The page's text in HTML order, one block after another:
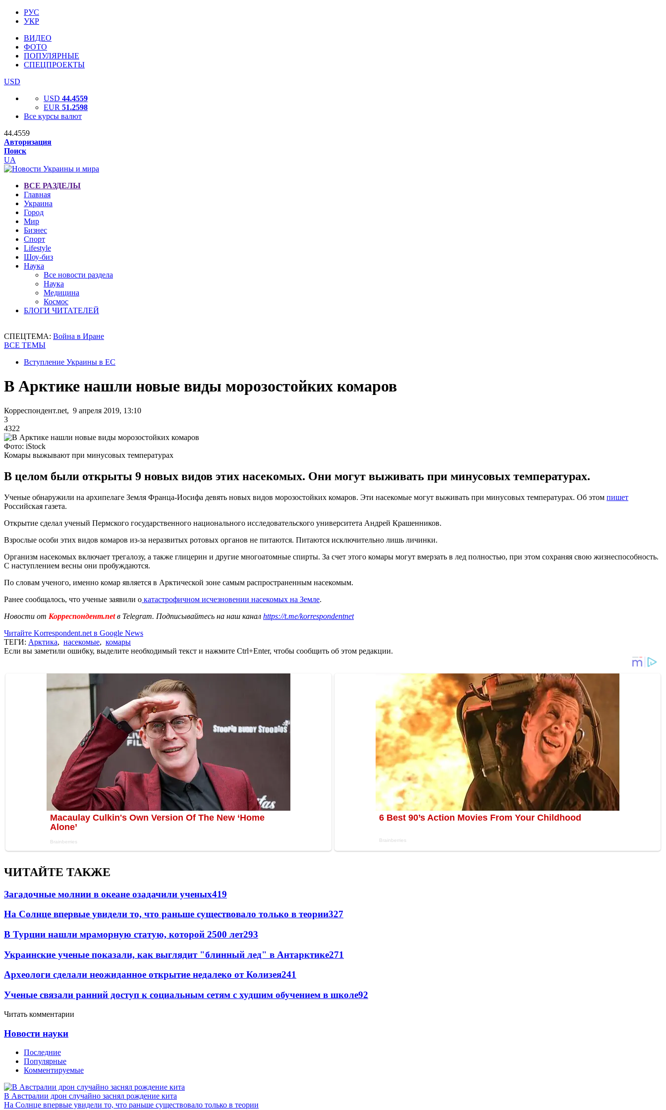
РУС
УКР
ВИДЕО
ФОТО
ПОПУЛЯРНЫЕ
СПЕЦПРОЕКТЫ
USD
USD 44.4559
EUR 51.2598
Все курсы валют
44.4559
Авторизация
Поиск
UA
ВСЕ РАЗДЕЛЫ
Главная
Украина
Город
Мир
Бизнес
Спорт
Lifestyle
Шоу-биз
Наука
Все новости раздела
Наука
Медицина
Космос
БЛОГИ ЧИТАТЕЛЕЙ
СПЕЦТЕМА: Война в Иране
ВСЕ ТЕМЫ
Вступление Украины в ЕС
В Арктике нашли новые виды морозостойких комаров
Корреспондент.net, 9 апреля 2019, 13:10
3
4322
Фото: iStock
Комары выжывают при минусовых температурах
В целом были открыты 9 новых видов этих насекомых. Они могут выживать при минусовых температурах.
Ученые обнаружили на архипелаге Земля Франца-Иосифа девять новых видов морозостойких комаров. Эти насекомые могут выживать при минусовых температурах. Об этом пишет
Российская газета.
Открытие сделал ученый Пермского государственного национального исследовательского университета Андрей Крашенников.
Взрослые особи этих видов комаров из-за неразвитых ротовых органов не питаются. Питаются исключительно лишь личинки.
Организм насекомых включает трегалозу, а также глицерин и другие многоатомные спирты. За счет этого комары могут вмерзать в лед полностью, при этом сохраняя свою жизнеспособность.
С наступлением весны они пробуждаются.
По словам ученого, именно комар является в Арктической зоне самым распространенным насекомым.
Ранее сообщалось, что ученые заявили о катастрофичном исчезновении насекомых на Земле.
Новости от Корреспондент.netв Telegram. Подписывайтесь на наш канал https://t.me/korrespondentnet
Читайте Korrespondent.net в Google News
ТЕГИ: Арктика, насекомые, комары
Если вы заметили ошибку, выделите необходимый текст и нажмите Ctrl+Enter, чтобы сообщить об этом редакции.
ЧИТАЙТЕ ТАКЖЕ
Загадочные молнии в океане озадачили ученых419
На Солнце впервые увидели то, что раньше существовало только в теории327
В Турции нашли мраморную статую, которой 2500 лет293
Украинские ученые показали, как выглядит "блинный лед" в Антарктике271
Археологи сделали неожиданное открытие недалеко от Колизея241
Ученые связали ранний доступ к социальным сетям с худшим обучением в школе92
Читать комментарии
Новости науки
Последние
Популярные
Комментируемые
В Австралии дрон случайно заснял рождение кита
На Солнце впервые увидели то, что раньше существовало только в теории